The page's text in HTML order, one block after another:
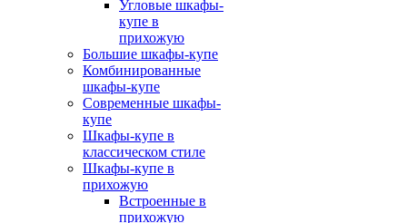
Угловые шкафы-
купе в
прихожую
Большие шкафы-купе
Комбинированные
шкафы-купе
Современные шкафы-
купе
Шкафы-купе в
классическом стиле
Шкафы-купе в
прихожую
Встроенные в
прихожую